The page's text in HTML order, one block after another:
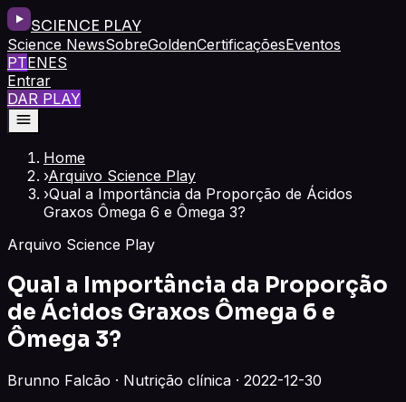
SCIENCE PLAY
Science NewsSobreGoldenCertificaçõesEventos
PTENES
Entrar
DAR PLAY
Home
›Arquivo Science Play
›Qual a Importância da Proporção de Ácidos
Graxos Ômega 6 e Ômega 3?
Arquivo Science Play
Qual a Importância da Proporção
de Ácidos Graxos Ômega 6 e
Ômega 3?
Brunno Falcão · Nutrição clínica · 2022-12-30